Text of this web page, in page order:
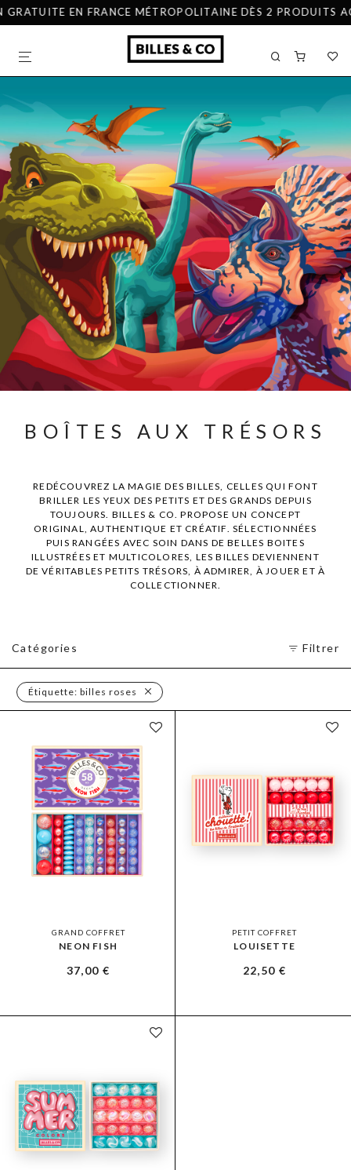
EN FRANCE MÉTROPOLITAINE DÈS 2 PRODUITS
BOÎTES AUX TRÉSORS
REDÉCOUVREZ LA MAGIE DES BILLES, CELLES QUI FONT
BRILLER LES YEUX DES PETITS ET DES GRANDS DEPUIS
TOUJOURS. BILLES & CO. PROPOSE UN CONCEPT
ORIGINAL, AUTHENTIQUE ET CRÉATIF. SÉLECTIONNÉES
PUIS RANGÉES AVEC SOIN DANS DE BELLES BOITES
ILLUSTRÉES ET MULTICOLORES, LES BILLES DEVIENNENT
DE VÉRITABLES PETITS TRÉSORS, À ADMIRER, À JOUER ET À
COLLECTIONNER.
Catégories Filtrer
Étiquette: billes roses
GRAND COFFRET
NEON FISH
37,00€
PETIT COFFRET
LOUISETTE
22,50€